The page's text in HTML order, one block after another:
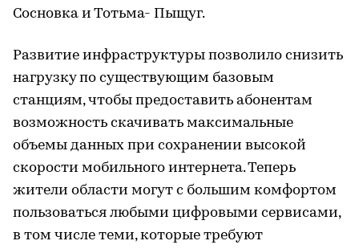
Сосновка и Тотьма- Пыщуг.
Развитие инфраструктуры позволило снизить
нагрузку по существующим базовым
станциям, чтобы предоставить абонентам
возможность скачивать максимальные
объемы данных при сохранении высокой
скорости мобильного интернета. Теперь
жители области могут с большим комфортом
пользоваться любыми цифровыми сервисами,
в том числе теми, которые требуют